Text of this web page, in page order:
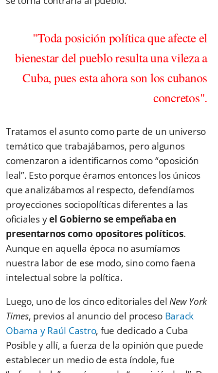
"Toda posición política que afecte el
bienestar del pueblo resulta una vileza a
Cuba, pues esta ahora son los cubanos
concretos".
Tratamos el asunto como parte de un universo
temático que trabajábamos, pero algunos
comenzaron a identificarnos como “oposición
leal”. Esto porque éramos entonces los únicos
que analizábamos al respecto, defendíamos
proyecciones sociopolíticas diferentes a las
oficiales yel Gobierno se empeñaba en
presentarnos como opositores políticos.
Aunque en aquella época no asumíamos
nuestra labor de ese modo, sino como faena
intelectual sobre la política.
Luego, uno de los cinco editoriales delNew York
Times, previos al anuncio del proceso Barack
Obama y Raúl Castro, fue dedicado a Cuba
Posible y allí, a fuerza de la opinión que puede
establecer un medio de esta índole, fue